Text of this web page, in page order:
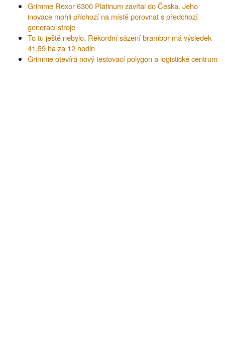
Grimme Rexor 6300 Platinum zavítal do Česka. Jeho
inovace mohli příchozí na místě porovnat s předchozí
generací stroje
To tu ještě nebylo. Rekordní sázení brambor má výsledek
41,59 ha za 12 hodin
Grimme otevírá nový testovací polygon a logistické centrum